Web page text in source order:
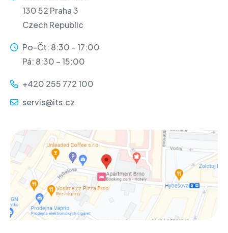
130 52 Praha 3
Czech Republic
Po-Čt: 8:30 – 17:00
Pá: 8:30 – 15:00
+420 255 772 100
servis@its.cz